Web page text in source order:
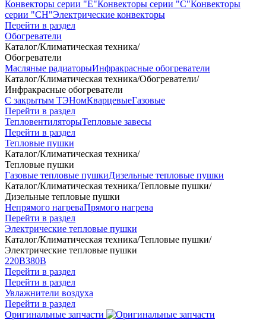
Конвекторы серии "Е"Конвекторы серии "С"Конвекторы
серии "СН"Электрические конвекторы
Перейти в раздел
Обогреватели
Каталог/Климатическая техника/
Обогреватели
Масляные радиаторыИнфракрасные обогреватели
Каталог/Климатическая техника/Обогреватели/
Инфракрасные обогреватели
С закрытым ТЭНомКварцевыеГазовые
Перейти в раздел
ТепловентиляторыТепловые завесы
Перейти в раздел
Тепловые пушки
Каталог/Климатическая техника/
Тепловые пушки
Газовые тепловые пушкиДизельные тепловые пушки
Каталог/Климатическая техника/Тепловые пушки/
Дизельные тепловые пушки
Непрямого нагреваПрямого нагрева
Перейти в раздел
Электрические тепловые пушки
Каталог/Климатическая техника/Тепловые пушки/
Электрические тепловые пушки
220В380В
Перейти в раздел
Перейти в раздел
Увлажнители воздуха
Перейти в раздел
Оригинальные запчасти